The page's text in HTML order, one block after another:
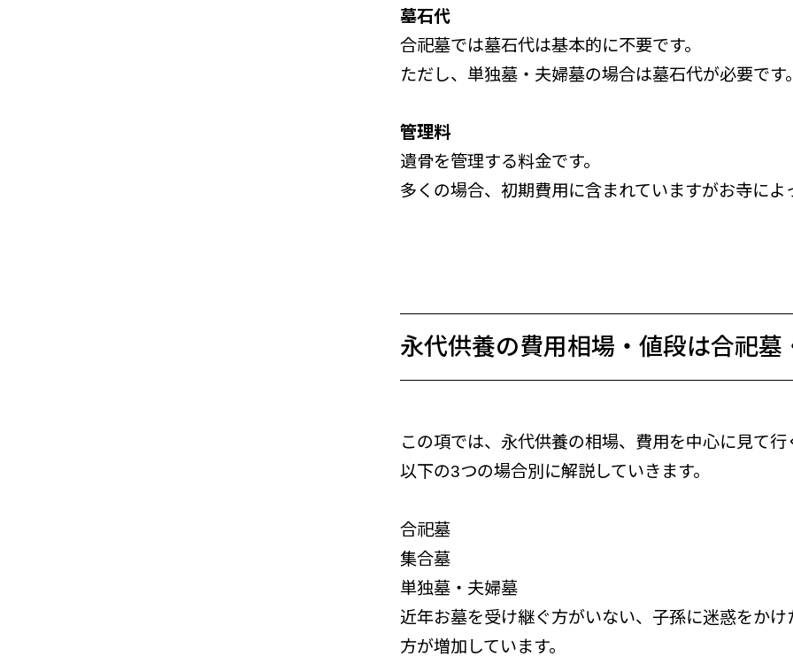
墓石代
合祀墓では墓石代は基本的に不要です。
ただし、単独墓・夫婦墓の場合は墓石代が必要です
管理料
遺骨を管理する料金です。
多くの場合、初期費用に含まれていますがお寺によ
永代供養の費用相場・値段は合祀
この項では、永代供養の相場、費用を中心に見て行
以下の3つの場合別に解説していきます。
合祀墓
集合墓
単独墓・夫婦墓
近年お墓を受け継ぐ方がいない、子孫に迷惑をか
方が増加しています。